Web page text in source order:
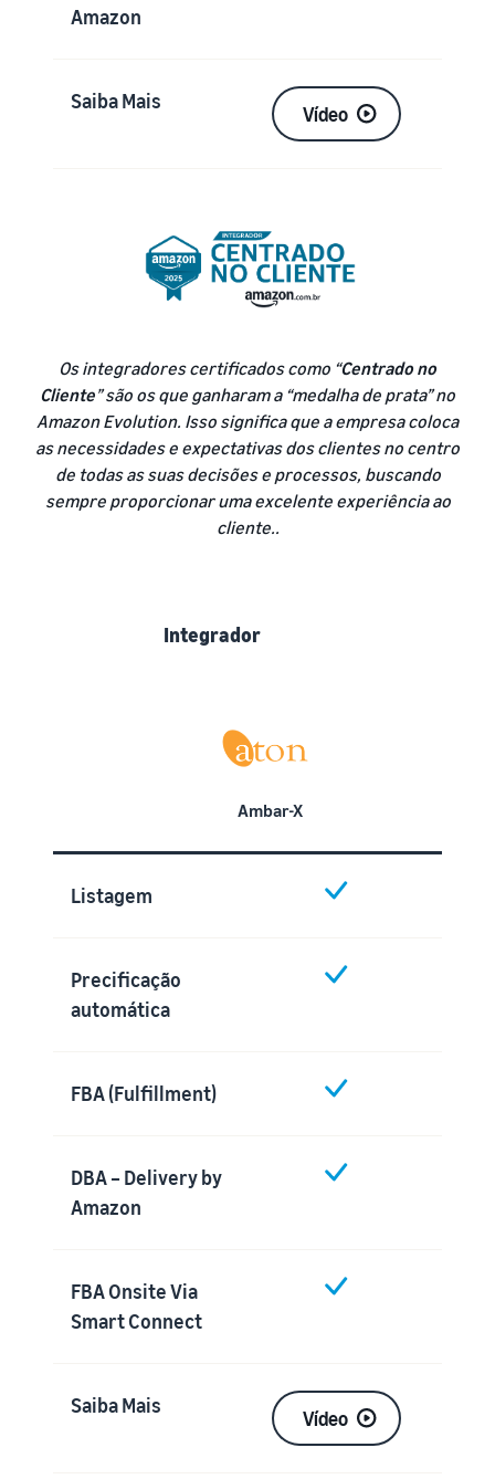
Amazon
Saiba Mais
Vídeo
Os integradores certificados como “Centrado no
Cliente” são os que ganharam a “medalha de prata” no
Amazon Evolution. Isso significa que a empresa coloca
as necessidades e expectativas dos clientes no centro
de todas as suas decisões e processos, buscando
sempre proporcionar uma excelente experiência ao
cliente..
Integrador
Ambar-X
Listagem
Precificação
automática
FBA (Fulfillment)
DBA – Delivery by
Amazon
FBA Onsite Via
Smart Connect
Saiba Mais
Vídeo